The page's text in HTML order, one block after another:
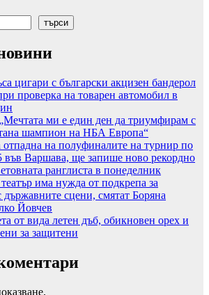
търси
цигари с български акцизен бандерол
проверка на товарен автомобил в
ми е един ден да триумфирам с
шампион на НБА Европа“
отпадна на полуфиналите на турнир по
Варшава, ще запише ново рекордно
ранглиста в понеделник
има нужда от подкрепа за
сцени, смятат Боряна
Йовчев
от вида летен дъб, обикновен орех и
за защитени